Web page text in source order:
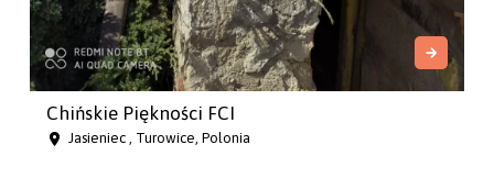
Chińskie Piękności FCI
Jasieniec , Turowice, Polonia